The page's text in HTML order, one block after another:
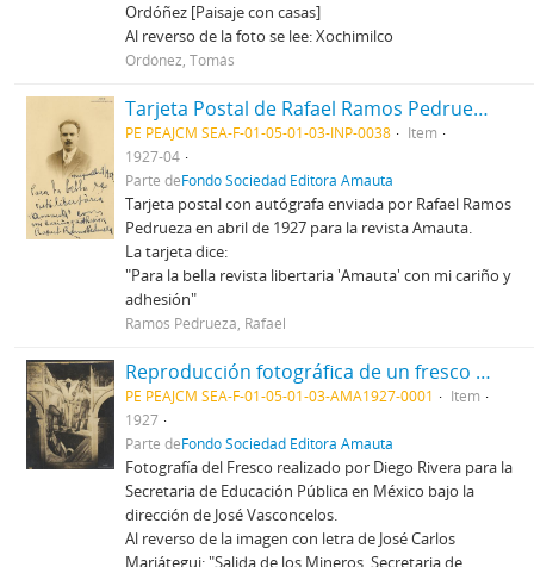
Ordóñez [Paisaje con casas]
Al reverso de la foto se lee: Xochimilco
Ordónez, Tomás
Tarjeta Postal de Rafael Ramos Pedrueza
PE PEAJCM SEA-F-01-05-01-03-INP-0038
Item
1927-04
Parte deFondo Sociedad Editora Amauta
Tarjeta postal con autógrafa enviada por Rafael Ramos
Pedrueza en abril de 1927 para la revista Amauta.
La tarjeta dice:
"Para la bella revista libertaria 'Amauta' con mi cariño y
adhesión"
Ramos Pedrueza, Rafael
Reproducción fotográfica de un fresco 'Salida de los Mineros'
PE PEAJCM SEA-F-01-05-01-03-AMA1927-0001
Item
1927
Parte deFondo Sociedad Editora Amauta
Fotografía del Fresco realizado por Diego Rivera para la
Secretaria de Educación Pública en México bajo la
dirección de José Vasconcelos.
Al reverso de la imagen con letra de José Carlos
Mariátegui: "Salida de los Mineros. Secretaria de